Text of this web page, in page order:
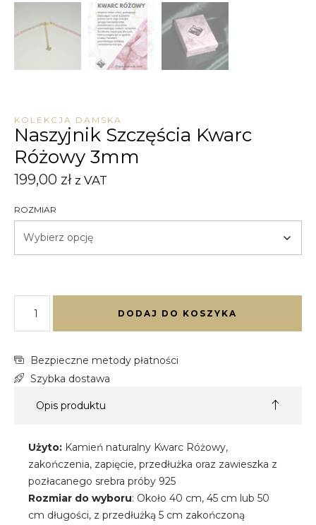
KOLEKCJA DAMSKA
Naszyjnik Szczęścia Kwarc
Różowy 3mm
199,00 zł z VAT
ROZMIAR
DODAJ DO KOSZYKA
Bezpieczne metody płatności
Szybka dostawa
Opis produktu
Użyto: Kamień naturalny Kwarc Różowy,
zakończenia, zapięcie, przedłużka oraz zawieszka z
pozłacanego srebra próby 925
Rozmiar do wyboru: Około 40 cm, 45 cm lub 50
cm długości, z przedłużką 5 cm zakończoną